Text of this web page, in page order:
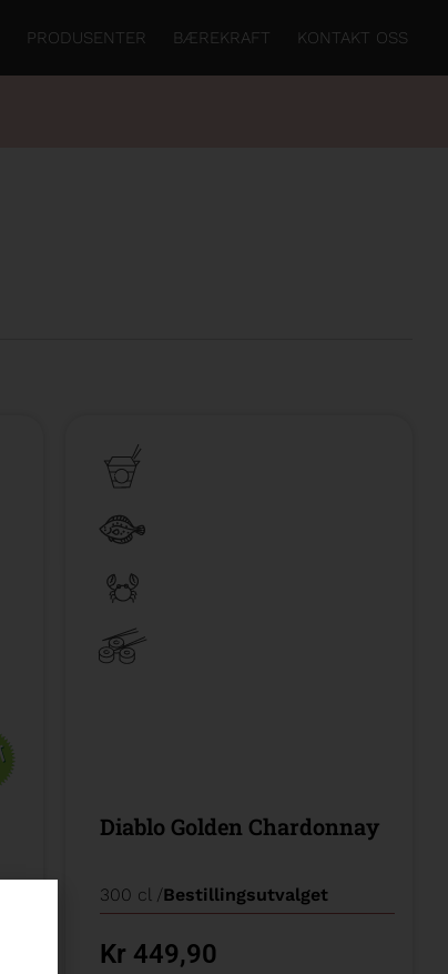
PRODUSENTER BÆREKRAFT KONTAKT OSS
Diablo Golden Chardonnay
300 cl /Bestillingsutvalget
Kr 449,90